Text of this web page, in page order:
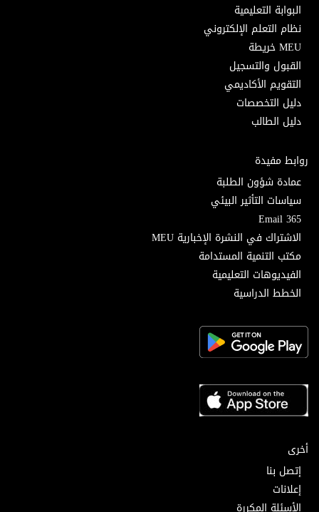
البوابة التعليمية
نظام التعلم الإلكتروني
MEU خريطة
القبول والتسجيل
التقويم الأكاديمي
دليل التخصصات
دليل الطالب
روابط مفيدة
عمادة شؤون الطلبة
سياسات التأثير البيئي
Email 365
الاشتراك في النشرة الإخبارية MEU
مكتب التنمية المستدامة
الفيديوهات التعليمية
الخطط الدراسية
أخرى
إتصل بنا
إعلانات
الأسئلة المكررة